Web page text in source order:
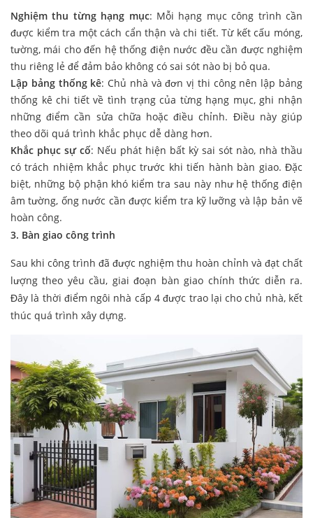
Nghiệm thu từng hạng mục: Mỗi hạng mục công trình cần
được kiểm tra một cách cẩn thận và chi tiết. Từ kết cấu móng,
tường, mái cho đến hệ thống điện nước đều cần được nghiệm
thu riêng lẻ để đảm bảo không có sai sót nào bị bỏ qua.
Lập bảng thống kê: Chủ nhà và đơn vị thi công nên lập bảng
thống kê chi tiết về tình trạng của từng hạng mục, ghi nhận
những điểm cần sửa chữa hoặc điều chỉnh. Điều này giúp
theo dõi quá trình khắc phục dễ dàng hơn.
Khắc phục sự cố: Nếu phát hiện bất kỳ sai sót nào, nhà thầu
có trách nhiệm khắc phục trước khi tiến hành bàn giao. Đặc
biệt, những bộ phận khó kiểm tra sau này như hệ thống điện
âm tường, ống nước cần được kiểm tra kỹ lưỡng và lập bản vẽ
hoàn công.
3. Bàn giao công trình
Sau khi công trình đã được nghiệm thu hoàn chỉnh và đạt chất
lượng theo yêu cầu, giai đoạn bàn giao chính thức diễn ra.
Đây là thời điểm ngôi nhà cấp 4 được trao lại cho chủ nhà, kết
thúc quá trình xây dựng.